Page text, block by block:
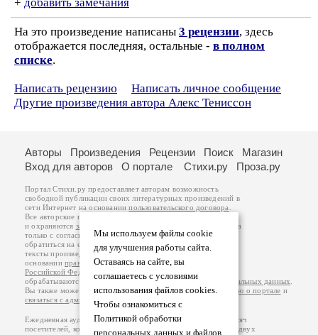
На это произведение написаны 3 рецензии, здесь
отображается последняя, остальные - в полном
списке.
Написать рецензию
Написать личное сообщение
Другие произведения автора Алекс Тениссон
Мы используем файлы cookie
для улучшения работы сайта.
Оставаясь на сайте, вы
соглашаетесь с условиями
использования файлов cookies.
Чтобы ознакомиться с
Политикой обработки
персональных данных и файлов
Авторы Произведения Рецензии Поиск
Магазин
Вход для авторов
О портале Стихи.ру Проза.ру
Портал Стихи.ру предоставляет авторам возможность
свободной публикации своих литературных произведений в
сети Интернет на основаниипользовательского договора
Все авторские права на произведения принадлежат авторам
и охраняются законом
. Перепечатка произведений возможна
только с согласия его автора, к которому вы можете
обратиться на его авторской странице. Ответственность за
тексты произведений авторы несут самостоятельно на
основанииправил публикацииизаконодательства
Российской Федерации
обрабатываются на основанииПолитики обработки персональных данных
Вы также можете посмотреть более подробнуюинформацию о портале и
связаться с администрацией
Ежедневная аудитория портала Стихи.ру – порядка 200 тысяч
посетителей, которые в общей сумме просматривают более двух